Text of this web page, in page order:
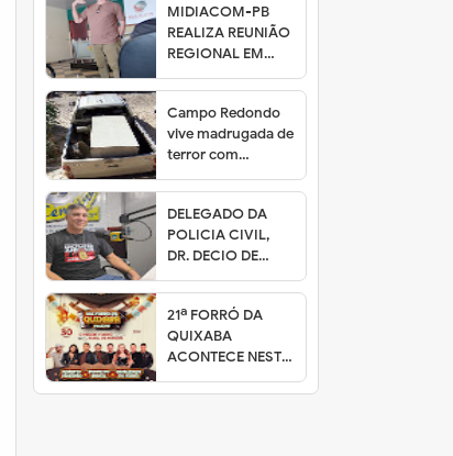
MIDIACOM-PB
REALIZA REUNIÃO
REGIONAL EM
GUARABIRA COM
EMISSORAS DE
RÁDIO
Campo Redondo
vive madrugada de
terror com
ataques de
bandidos
DELEGADO DA
POLICIA CIVIL,
DR. DECIO DE
SOUSA PARTICIPA
DO JORNAL
CENECISTA
21ª FORRÓ DA
QUIXABA
ACONTECE NESTE
30 DE MAIO 2026